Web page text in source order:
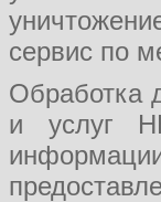
сервис по
Обработка
и услуг